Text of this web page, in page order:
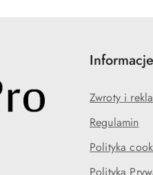
Informacje
Zwroty i
Regulamin
Polityka